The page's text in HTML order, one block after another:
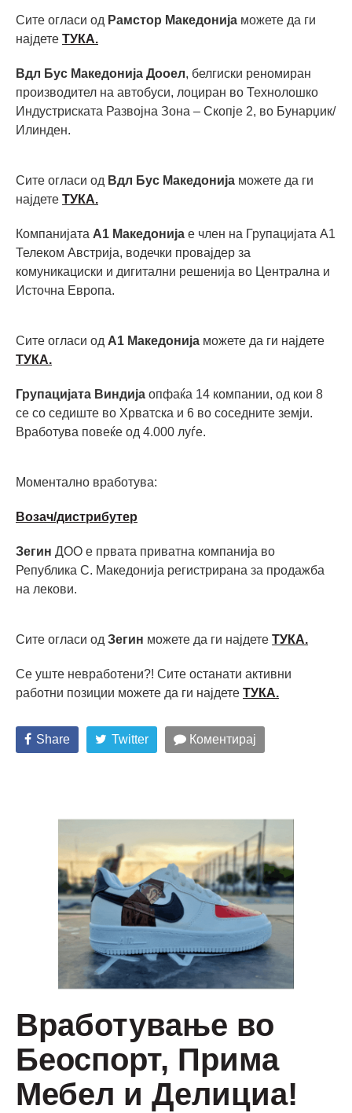
Сите огласи од Рамстор Македонија можете да ги
најдете ТУКА.
Вдл Бус Македонија Дооел, белгиски реномиран
производител на автобуси, лоциран во Технолошко
Индустриската Развојна Зона – Скопје 2, во Бунарџик/
Илинден.
Сите огласи од Вдл Бус Македонија можете да ги
најдете ТУКА.
Компанијата А1 Македонија е член на Групацијата А1
Телеком Австрија, водечки провајдер за
комуникациски и дигитални решенија во Централна и
Источна Европа.
Сите огласи од А1 Македонија можете да ги најдете
ТУКА.
Групацијата Виндија опфаќа 14 компании, од кои 8
се со седиште во Хрватска и 6 во соседните земји.
Вработува повеќе од 4.000 луѓе.
Моментално вработува:
Возач/дистрибутер
Зегин ДОО е првата приватна компанија во
Република С. Македонија регистрирана за продажба
на лекови.
Сите огласи од Зегин можете да ги најдете ТУКА.
Се уште невработени?! Сите останати активни
работни позиции можете да ги најдете ТУКА.
Share Twitter Коментирај
Вработување во
Беоспорт, Прима
Мебел и Делициа!